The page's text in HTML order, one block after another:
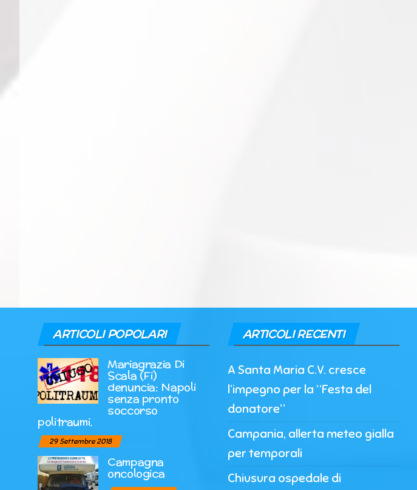
ARTICOLI POPOLARI
Mariagrazia Di
Scala (Fi)
denuncia: Napoli
senza pronto
soccorso
politraumi.
29 Settembre 2018
Campagna
oncologica
ARTICOLI RECENTI
A Santa Maria C.V. cresce
l’impegno per la “Festa del
donatore”
Campania, allerta meteo gialla
per temporali
Chiusura ospedale di